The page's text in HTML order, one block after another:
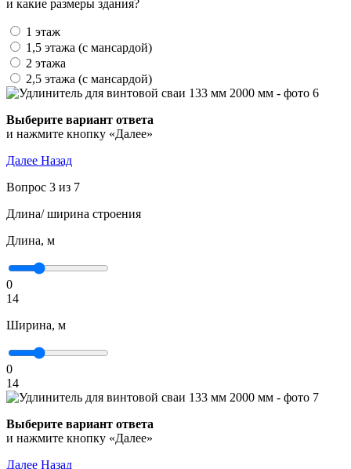
и какие размеры здания?
1 этаж
1,5 этажа (с мансардой)
2 этажа
2,5 этажа (с мансардой)
Выберите вариант ответа
и нажмите кнопку «Далее»
Далее Назад
Вопрос 3 из 7
Длина/ ширина строения
Длина, м
0
14
Ширина, м
0
14
Выберите вариант ответа
и нажмите кнопку «Далее»
Далее Назад